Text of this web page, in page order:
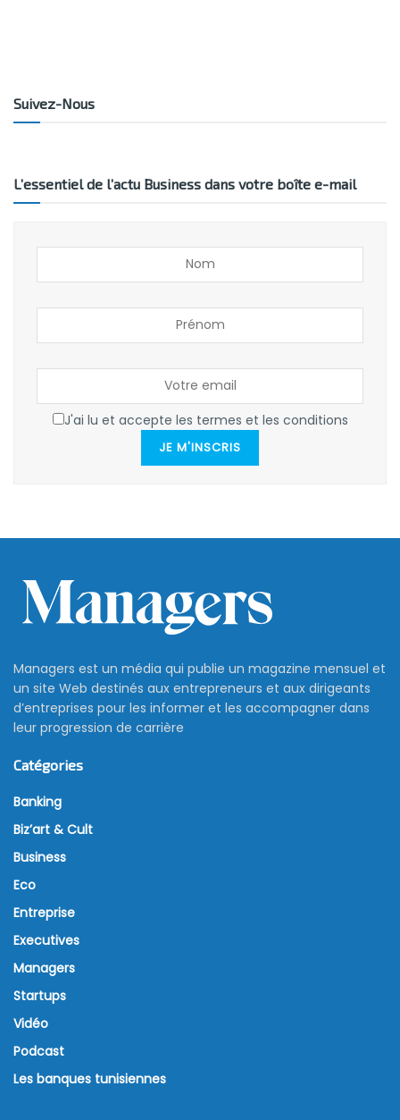
Suivez-Nous
L’essentiel de l’actu Business dans votre boîte e-mail
J'ai lu et accepte les termes et les conditions
JE M'INSCRIS
Managers est un média qui publie un magazine mensuel et
un site Web destinés aux entrepreneurs et aux dirigeants
d’entreprises pour les informer et les accompagner dans
leur progression de carrière
Catégories
Banking
Biz’art & Cult
Business
Eco
Entreprise
Executives
Managers
Startups
Vidéo
Podcast
Les banques tunisiennes